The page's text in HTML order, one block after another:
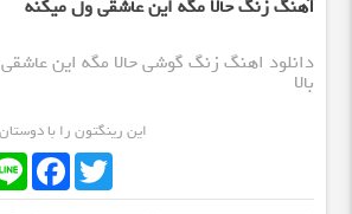
آهنگ زنگ حالا مگه این عاشقی ول میکنه
دانلود اهنگ زنگ گوشی حالا مگه این
بالا
این رینگتون را با
Line
FacebookTwitter